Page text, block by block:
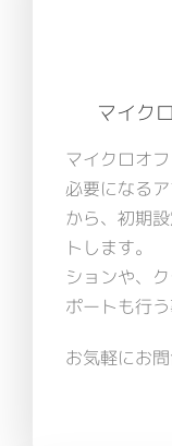
マイク
マイクロオ
必要になる
から、初期
トします。
ションや、
ポートも行う
お気軽にお問